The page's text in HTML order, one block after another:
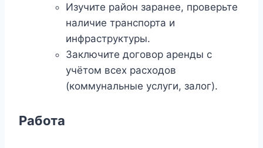
Изучите район заранее, проверьте
наличие транспорта и
инфраструктуры.
Заключите договор аренды с
учётом всех расходов
(коммунальные услуги, залог).
Работа